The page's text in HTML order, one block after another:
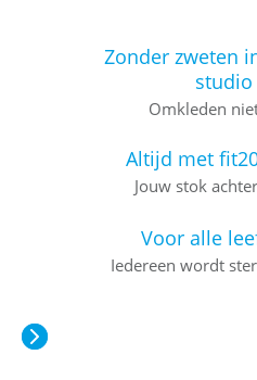
Zonder zweten
studio
Omkleden
Altijd met
Jouw stok
Voor alle
Iedereen wordt